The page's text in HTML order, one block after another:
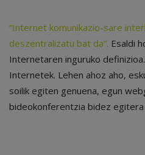
“Internet komunikazio-sare
deszentralizatu bat da”. Esaldi
Internetaren inguruko
Internetek. Lehen ahoz aho,
soilik egiten genuena, egun
bideokonferentzia bidez egitera